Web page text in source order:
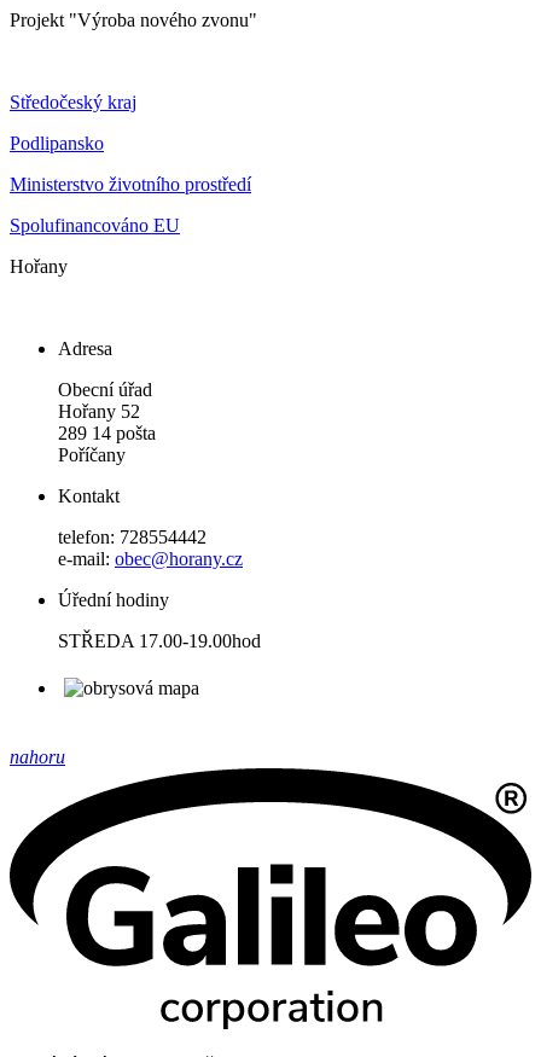
Projekt "Výroba nového zvonu"
Středočeský kraj
Podlipansko
Ministerstvo životního prostředí
Spolufinancováno EU
Hořany
Adresa
Obecní úřad
Hořany 52
289 14 pošta
Poříčany
Kontakt
telefon: 728554442
e-mail: obec@horany.cz
Úřední hodiny
STŘEDA 17.00-19.00hod
nahoru